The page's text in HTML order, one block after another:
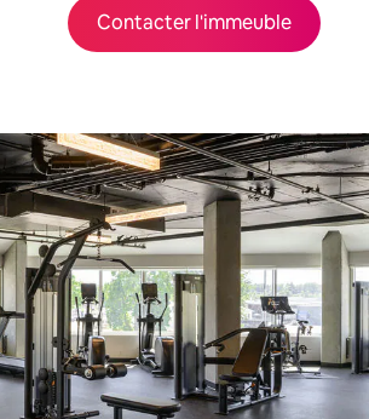
Contacter l'immeuble